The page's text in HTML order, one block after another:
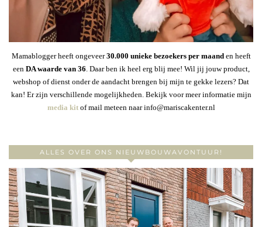
Mamablogger heeft ongeveer30.000 unieke bezoekers per maanden heeft
een DA waarde van 36 . Daar ben ik heel erg blij mee! Wil jij jouw product,
webshop of dienst onder de aandacht brengen bij mijn te gekke lezers? Dat
kan! Er zijn verschillende mogelijkheden. Bekijk voor meer informatie mijn
media kitof mail meteen naar info@mariscakenter.nl
ALLES OVER ONS NIEUWBOUWAVONTUUR!